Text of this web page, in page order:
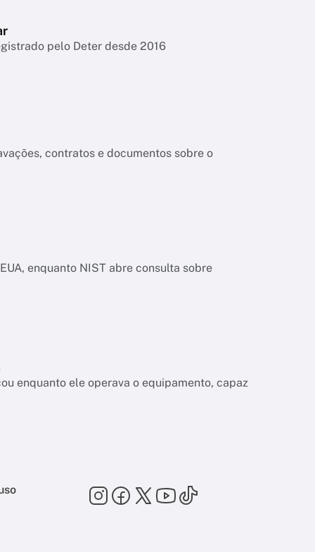
pelo Deter desde 2016
contratos e documentos sobre o
enquanto NIST abre consulta sobre
enquanto ele operava o equipamento, capaz